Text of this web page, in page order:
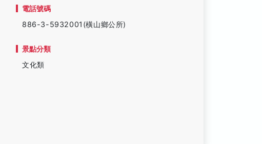
電話號碼
886-3-5932001(橫山鄉公所)
景點分類
文化類